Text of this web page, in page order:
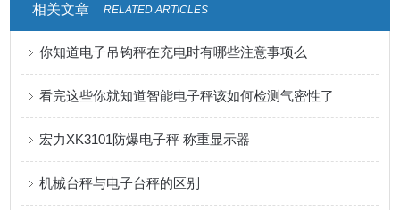
相关文章 RELATED ARTICLES
你知道电子吊钩秤在充电时有哪些注意事项么
看完这些你就知道智能电子秤该如何检测气密性了
宏力XK3101防爆电子秤 称重显示器
机械台秤与电子台秤的区别